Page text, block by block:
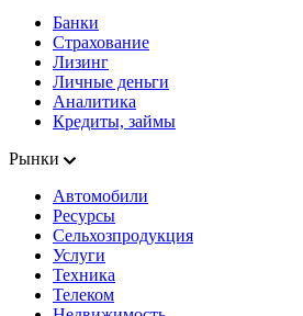
Банки
Страхование
Лизинг
Личные деньги
Аналитика
Кредиты, займы
Рынки
Автомобили
Ресурсы
Сельхозпродукция
Услуги
Техника
Телеком